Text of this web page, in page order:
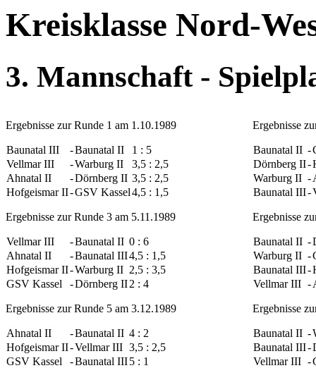
Kreisklasse Nord-
3. Mannschaft -
Ergebnisse zur Runde 1 am 1.10.1989
Baunatal III -Baunatal II
1 : 5
Vellmar III
-Warburg II
3,5 : 2,5
Ahnatal II
-Dörnberg II 3,5 : 2,5
Hofgeismar II-GSV Kassel4,5 : 1,5
Ergebnisse
Baunatal II -
Dörnberg II-
Warburg II -
Baunatal III-
Ergebnisse zur Runde 3 am 5.11.1989
Vellmar III -Baunatal II 0 : 6
Ahnatal II
-Baunatal III4,5 : 1,5
Hofgeismar II-Warburg II 2,5 : 3,5
GSV Kassel
-Dörnberg II2 : 4
Ergebnisse
Baunatal II -
Warburg II -
Baunatal III-
Vellmar III -
Ergebnisse zur Runde 5 am 3.12.1989
Ahnatal II -Baunatal II 4 : 2
Hofgeismar II-Vellmar III 3,5 : 2,5
GSV Kassel
-Baunatal III5 : 1
Ergebnisse
Baunatal II -
Baunatal III-
Vellmar III -